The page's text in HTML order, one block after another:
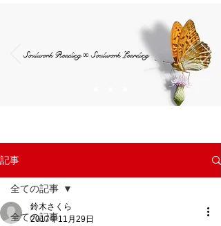
Soulwork Reading∞ Soulwork Learding
記事
全ての記事
全ての記事
鈴木さくら
2017年11月29日